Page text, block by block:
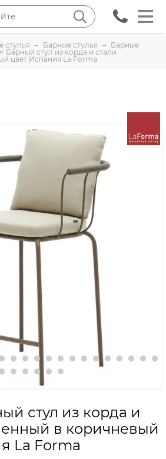
стулья Барные стулья
Барные
Барный стул из корда и стали
цвет Испания La Forma
стул из корда и
в коричневый
La Forma